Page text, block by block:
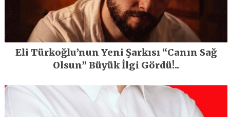
Eli Türkoğlu’nun Yeni Şarkısı “Canın Sağ
Olsun” Büyük İlgi Gördü!..